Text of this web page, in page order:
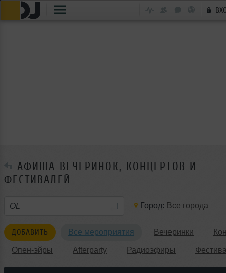
АФИША ВЕЧЕРИНОК, КОНЦЕРТОВ И
ФЕСТИВАЛЕЙ
Город: Все города
ДОБАВИТЬ Все мероприятия Вечеринки
Опен-эйры Afterparty Радиоэфиры